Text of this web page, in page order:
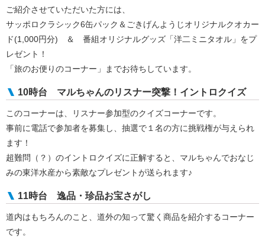
ご紹介させていただいた方には、
サッポロクラシック6缶パック＆ごきげんようじオリジナルクオカー
ド(1,000円分) ＆ 番組オリジナルグッズ「洋二ミニタオル」をプ
レゼント！
「旅のお便りのコーナー」までお待ちしています。
10時台 マルちゃんのリスナー突撃！イントロクイズ
このコーナーは、リスナー参加型のクイズコーナーです。
事前に電話で参加者を募集し、抽選で１名の方に挑戦権が与えられ
ます！
超難問（？）のイントロクイズに正解すると、マルちゃんでおなじ
みの東洋水産から素敵なプレゼントが送られます♪
11時台 逸品・珍品お宝さがし
道内はもちろんのこと、道外の知って驚く商品を紹介するコーナー
です。